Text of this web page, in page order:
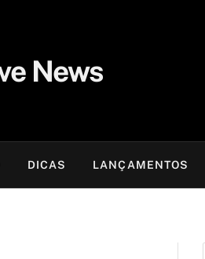
DICAS LANÇAMENTOS